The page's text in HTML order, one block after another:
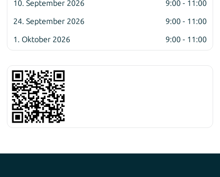
10. September 2026
9:00 - 11:00
24. September 2026
9:00 - 11:00
1. Oktober 2026
9:00 - 11:00